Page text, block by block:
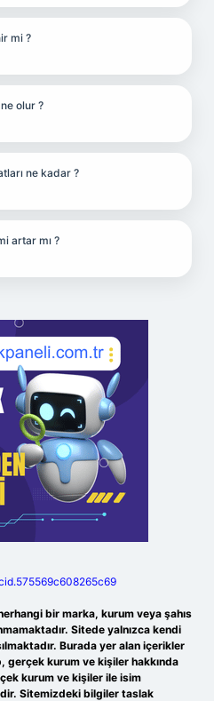
mi ?
olur ?
ne kadar ?
artar mı ?
bir marka, kurum veya şahıs
Sitede yalnızca kendi
Burada yer alan içerikler
gerçek kurum ve kişiler hakkında
kurum ve kişiler ile isim
Sitemizdeki bilgiler taslak